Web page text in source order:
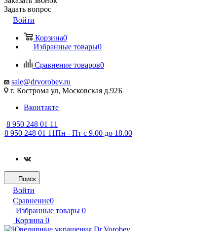
Задать вопрос
Войти
Корзина0
Избранные товары0
Сравнение товаров0
sale@drvorobev.ru
г. Кострома ул, Московская д.92Б
Вконтакте
8 950 248 01 11
8 950 248 01 11Пн - Пт с 9.00 до 18.00
Поиск
Войти
Сравнение0
Избранные товары 0
Корзина 0